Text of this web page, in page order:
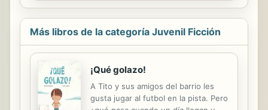
¿cómo lo hago? En ese recorrido,
hay múltiples recursos para tener
éxito. Este texto pretende ser un
abordar temáticas nodales a partir de
una lectura planificada que ponga a
tono a los aspirantes a cargos
jerárquicos. Los contenidos a
trabajar se presentan como un
Más libros de la categoría Juvenil Ficción
¡Qué golazo!
A Tito y sus amigos del barrio les
gusta jugar al futbol en la pista. Pero